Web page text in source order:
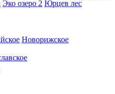
Эко озеро 2 Юрцев лес
Новорижское